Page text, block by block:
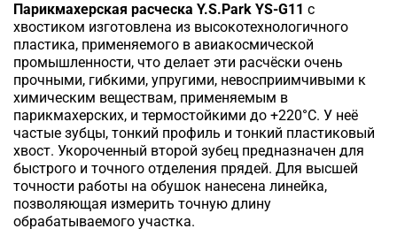
Парикмахерская расческа Y.S.Park YS-G11 с
хвостиком изготовлена из высокотехнологичного
пластика, применяемого в авиакосмической
промышленности, что делает эти расчёски очень
прочными, гибкими, упругими, невосприимчивыми к
химическим веществам, применяемым в
парикмахерских, и термостойкими до +220°С. У неё
частые зубцы, тонкий профиль и тонкий пластиковый
хвост. Укороченный второй зубец предназначен для
быстрого и точного отделения прядей. Для высшей
точности работы на обушок нанесена линейка,
позволяющая измерить точную длину
обрабатываемого участка.